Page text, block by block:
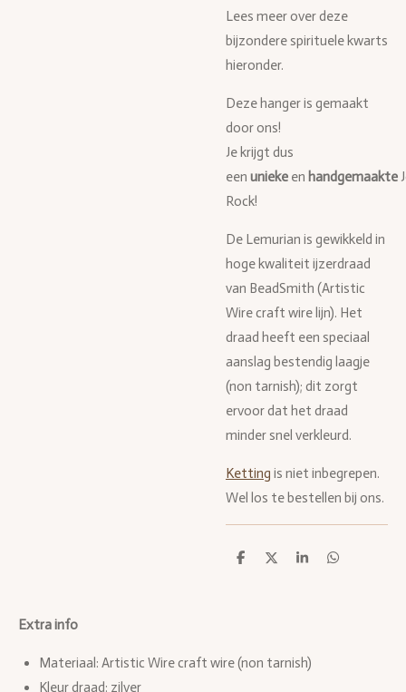
Lees meer over deze
bijzondere spirituele kwarts
hieronder.
Deze hanger is gemaakt
door ons!
Je krijgt dus
een unieke en handgemaakte
Rock!
De Lemurian is gewikkeld in
hoge kwaliteit ijzerdraad
van BeadSmith (Artistic
Wire craft wire lijn). Het
draad heeft een speciaal
aanslag bestendig laagje
(non tarnish); dit zorgt
ervoor dat het draad
minder snel verkleurd.
Ketting is niet inbegrepen.
Wel los te bestellen bij ons.
D
D
S
D
Extra info
Materiaal: Artistic Wire craft wire (non tarnish)
Kleur draad: zilver